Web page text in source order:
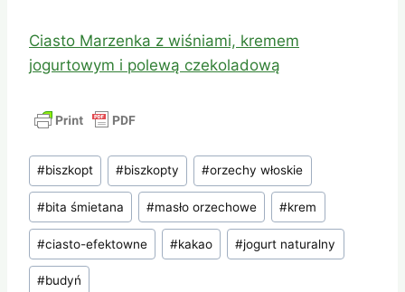
Ciasto Marzenka z wiśniami, kremem
jogurtowym i polewą czekoladową
Tagi
wpisu:
#biszkopt #biszkopty #orzechy włoskie
#bita śmietana #masło orzechowe #krem
#ciasto-efektowne #kakao #jogurt naturalny
#budyń